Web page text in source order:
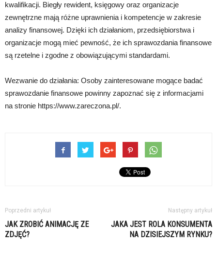
kwalifikacji. Biegły rewident, księgowy oraz organizacje
zewnętrzne mają różne uprawnienia i kompetencje w zakresie
analizy finansowej. Dzięki ich działaniom, przedsiębiorstwa i
organizacje mogą mieć pewność, że ich sprawozdania finansowe
są rzetelne i zgodne z obowiązującymi standardami.
Wezwanie do działania: Osoby zainteresowane mogące badać
sprawozdanie finansowe powinny zapoznać się z informacjami
na stronie https://www.zareczona.pl/.
Poprzedni artykuł
JAK ZROBIĆ ANIMACJĘ ZE
ZDJĘĆ?
Następny artykuł
JAKA JEST ROLA KONSUMENTA
NA DZISIEJSZYM RYNKU?